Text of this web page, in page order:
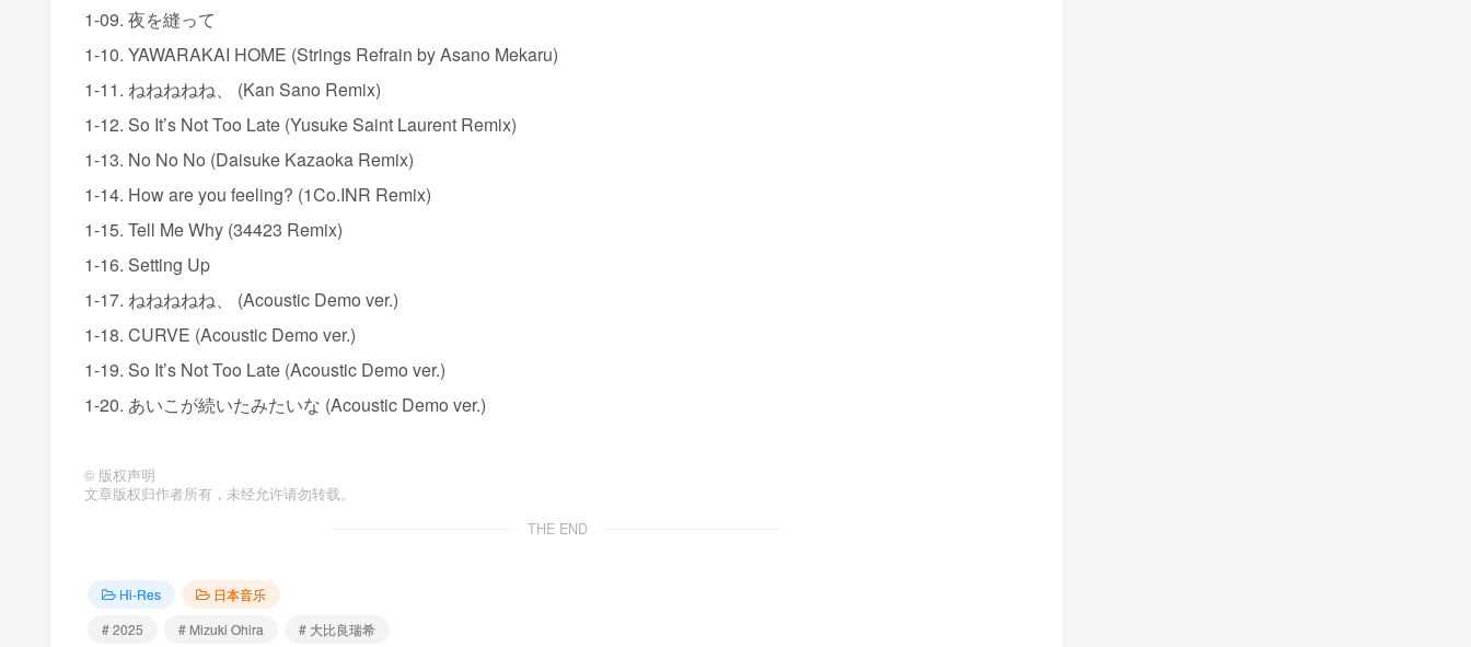
1-09. 夜を縫って
1-10. YAWARAKAI HOME (Strings Refrain by Asano Mekaru)
1-11. ねねねねね、 (Kan Sano Remix)
1-12. So It’s Not Too Late (Yusuke Saint Laurent Remix)
1-13. No No No (Daisuke Kazaoka Remix)
1-14. How are you feeling? (1Co.INR Remix)
1-15. Tell Me Why (34423 Remix)
1-16. Setting Up
1-17. ねねねねね、 (Acoustic Demo ver.)
1-18. CURVE (Acoustic Demo ver.)
1-19. So It’s Not Too Late (Acoustic Demo ver.)
1-20. あいこが続いたみたいな (Acoustic Demo ver.)
© 版权声明
文章版权归作者所有，未经允许请勿转载。
THE END
Hi-Res
日本音乐
# 2025
# Mizuki Ohira # 大比良瑞希